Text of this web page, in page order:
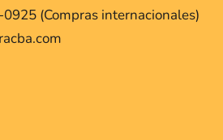
(Compras internacionales)